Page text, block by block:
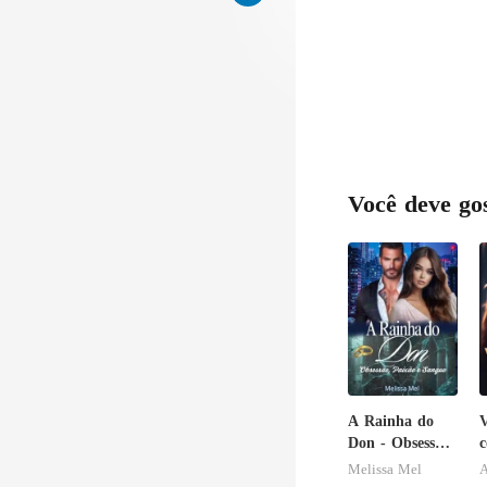
Você deve
A Rainha do
Don - Obsessão,
Paixão e
Melissa Mel